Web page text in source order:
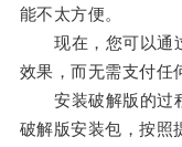
能不太方便。
现在，您可以通过
效果，而无需支付任
安装破解版的过程
破解版安装包，按照